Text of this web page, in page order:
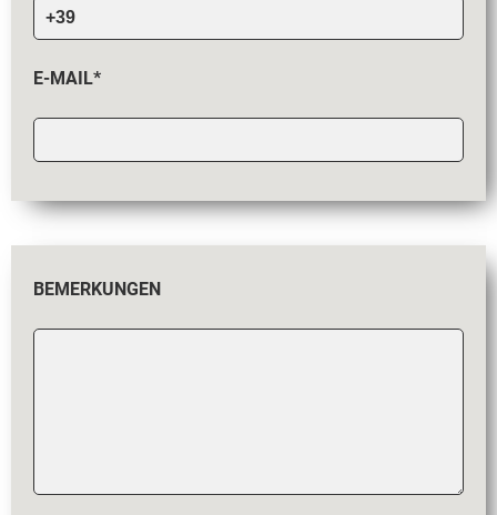
E-MAIL*
BEMERKUNGEN